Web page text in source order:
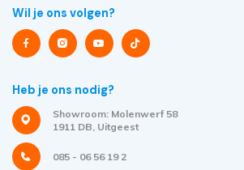
Wil je ons volgen?
Heb je ons nodig?
Showroom: Molenwerf 58
1911 DB, Uitgeest
085 - 06 56 19 2